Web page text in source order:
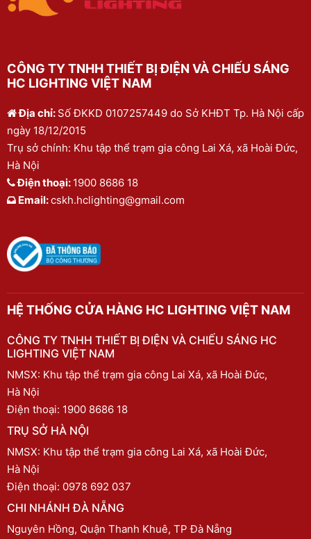
CÔNG TY TNHH THIẾT BỊ ĐIỆN VÀ CHIẾU SÁNG
HC LIGHTING VIỆT NAM
Địa chỉ: Số ĐKKD 0107257449 do Sở KHĐT Tp. Hà Nội cấp
ngày 18/12/2015
Trụ sở chính: Khu tập thể trạm gia công Lai Xá, xã Hoài Đức,
Hà Nội
Điện thoại: 1900 8686 18
Email:cskh.hclighting@gmail.com
HỆ THỐNG CỬA HÀNG HC LIGHTING VIỆT NAM
CÔNG TY TNHH THIẾT BỊ ĐIỆN VÀ CHIẾU SÁNG HC
LIGHTING VIỆT NAM
NMSX: Khu tập thể trạm gia công Lai Xá, xã Hoài Đức,
Hà Nội
Điện thoại: 1900 8686 18
TRỤ SỞ HÀ NỘI
NMSX: Khu tập thể trạm gia công Lai Xá, xã Hoài Đức,
Hà Nội
Điện thoại: 0978 692 037
CHI NHÁNH ĐÀ NẴNG
Nguyên Hồng, Quận Thanh Khuê, TP Đà Nẵng